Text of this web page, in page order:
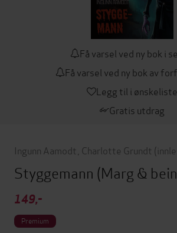
Få varsel ved ny bok i
Få varsel ved ny bok av
Legg til i ønskeliste
Gratis utdrag
Ingunn Aamodt Charlotte Grundt
Styggemann (Marg &
149,-
Premium